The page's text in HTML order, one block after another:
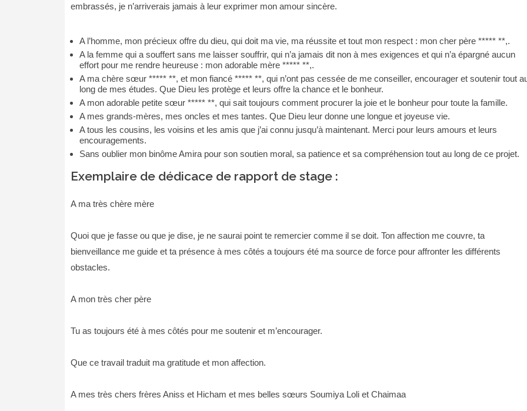
embrassés, je n’arriverais jamais à leur exprimer mon amour sincère.
A l’homme, mon précieux offre du dieu, qui doit ma vie, ma réussite et tout mon respect : mon cher père ***** **,.
A la femme qui a souffert sans me laisser souffrir, qui n’a jamais dit non à mes exigences et qui n’a épargné aucun
effort pour me rendre heureuse : mon adorable mère ***** **,.
A ma chère sœur ***** **, et mon fiancé ***** **, qui n’ont pas cessée de me conseiller, encourager et soutenir tout
long de mes études. Que Dieu les protège et leurs offre la chance et le bonheur.
A mon adorable petite sœur ***** **, qui sait toujours comment procurer la joie et le bonheur pour toute la famille.
A mes grands-mères, mes oncles et mes tantes. Que Dieu leur donne une longue et joyeuse vie.
A tous les cousins, les voisins et les amis que j’ai connu jusqu’à maintenant. Merci pour leurs amours et leurs
encouragements.
Sans oublier mon binôme Amira pour son soutien moral, sa patience et sa compréhension tout au long de ce projet.
Exemplaire de dédicace de rapport de stage :
A ma très chère mère
Quoi que je fasse ou que je dise, je ne saurai point te remercier comme il se doit. Ton affection me couvre, ta
bienveillance me guide et ta présence à mes côtés a toujours été ma source de force pour affronter les différents
obstacles.
A mon très cher père
Tu as toujours été à mes côtés pour me soutenir et m’encourager.
Que ce travail traduit ma gratitude et mon affection.
A mes très chers frères Aniss et Hicham et mes belles sœurs Soumiya Loli et Chaimaa